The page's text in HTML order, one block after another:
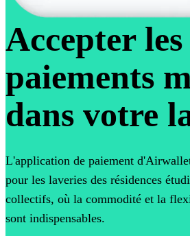
Accepter les
paiements
dans votre
L'application de paiement
pour les laveries des résidences
collectifs, où la commodité et la
sont indispensables.